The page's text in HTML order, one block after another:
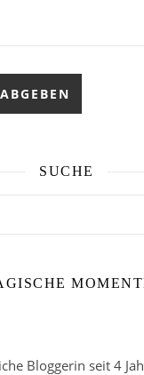
SUCHE
Bloggerin seit 4